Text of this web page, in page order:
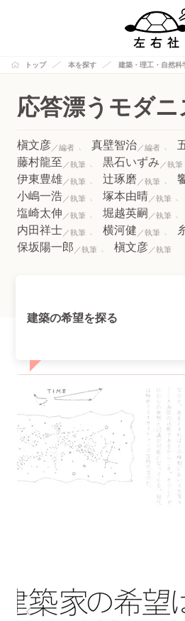
トップ 本を探す 建築・理工・自然科
応答漂うモダニ
槇文彦 真壁智治
藤村龍至
黒石いずみ
伊東豊雄
辻琢磨
小嶋一浩
塚本由晴
塩崎太伸
堀越英嗣
内田祥士
横河健
保坂陽一郎
槇文彦
建築の希望を探る